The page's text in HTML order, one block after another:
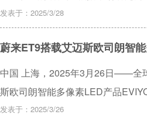
2021 年至 2024 年，每年的增长
发表于：2025/3/28
蔚来ET9搭载艾迈斯欧司朗智
中国 上海，2025年3月26日——全
斯欧司朗智能多像素LED产品
发表于：2025/3/26